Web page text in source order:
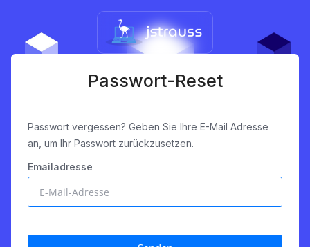
Passwort-Reset
Passwort vergessen? Geben Sie Ihre E-Mail Adresse
an, um Ihr Passwort zurückzusetzen.
Emailadresse